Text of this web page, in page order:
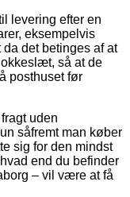
levering efter en
eksempelvis
det betinges af at
så at de
posthuset før
uden
såfremt man køber
sig for den mindst
end du befinder
– vil være at få